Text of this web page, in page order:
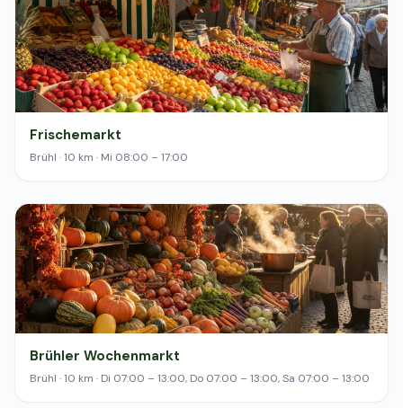
Frischemarkt
Brühl · 10 km · Mi 08:00 – 17:00
Brühler Wochenmarkt
Brühl · 10 km · Di 07:00 – 13:00, Do 07:00 – 13:00, Sa 07:00 – 13:00